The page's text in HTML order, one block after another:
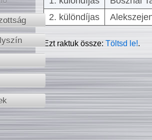
2. különdíjas
Ezt raktuk össze:Töltsd le!.